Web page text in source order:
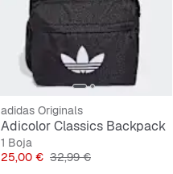
adidas Originals
Adicolor Classics Backpack
1 Boja
Cijena
25,00 € Originalna cijena
32,99 €